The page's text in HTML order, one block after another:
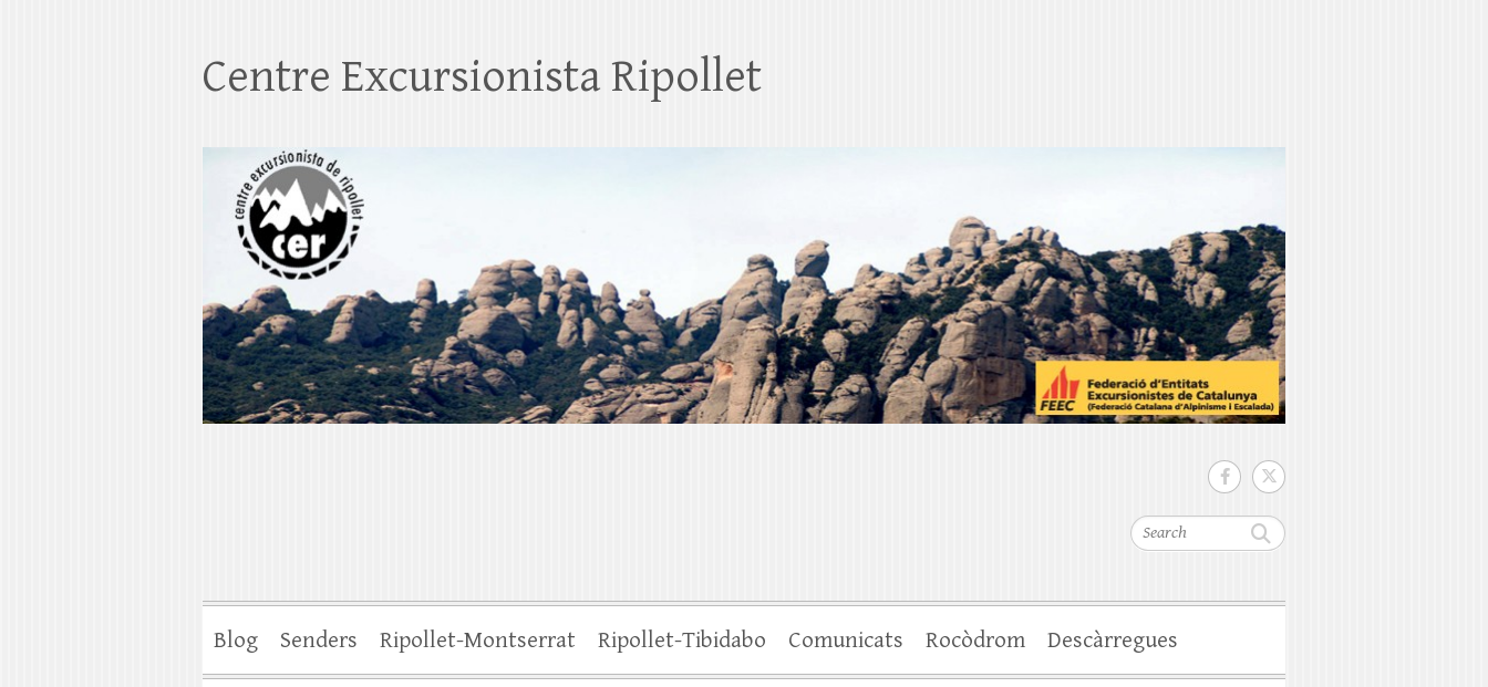
Search
Centre Excursionista Ripollet
Blog Senders Ripollet-Montserrat Ripollet-Tibidabo Comunicats Rocòdrom Descàrregues